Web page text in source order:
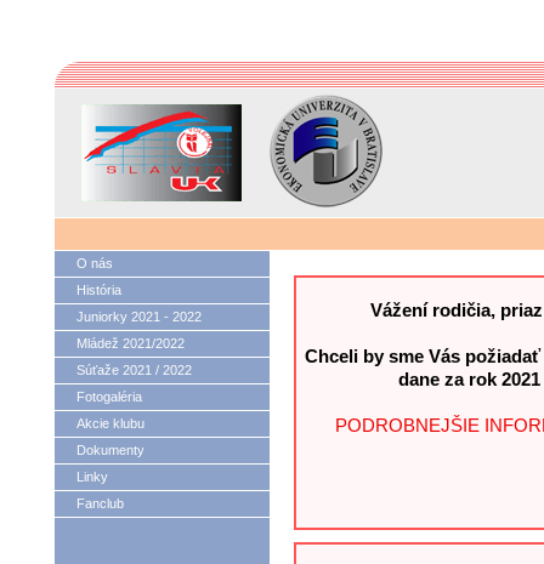
O nás
História
Juniorky 2021 - 2022
Mládež 2021/2022
Súťaže 2021 / 2022
Fotogaléria
Akcie klubu
Dokumenty
Linky
Fanclub
Vážení rodičia,
Chceli by sme Vás
dane za rok
PODROBNEJŠIE